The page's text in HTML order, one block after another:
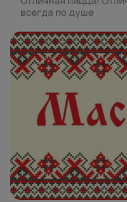
всегда по душе